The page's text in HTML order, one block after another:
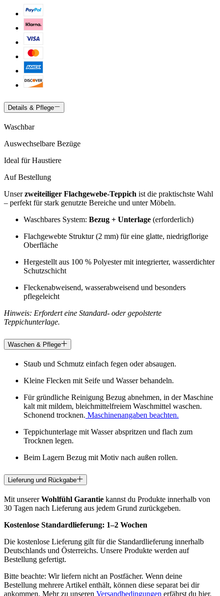
Details & Pflege
Waschbar
Auswechselbare Bezüge
Ideal für Haustiere
Auf Bestellung
Unserzweiteiliger Flachgewebe-Teppich ist die praktischste Wahl
– perfekt für stark genutzte Bereiche und unter Möbeln.
Waschbares System: Bezug + Unterlage (erforderlich)
Flachgewebte Struktur (2 mm) für eine glatte, niedrigflorige
Oberfläche
Hergestellt aus 100 % Polyester mit integrierter, wasserdichter
Schutzschicht
Fleckenabweisend, wasserabweisend und besonders
pflegeleicht
Hinweis: Erfordert eine Standard- oder gepolsterte
Teppichunterlage.
Waschen & Pflege
Staub und Schmutz einfach fegen oder absaugen.
Kleine Flecken mit Seife und Wasser behandeln.
Für gründliche Reinigung Bezug abnehmen, in der Maschine
kalt mit mildem, bleichmittelfreiem Waschmittel waschen.
Schonend trocknen. Maschinenangaben beachten.
Teppichunterlage mit Wasser abspritzen und flach zum
Trocknen legen.
Beim Lagern Bezug mit Motiv nach außen rollen.
Lieferung und Rückgabe
Mit unsererWohlfühl Garantie kannst du Produkte innerhalb von
30 Tagen nach Lieferung aus jedem Grund zurückgeben.
Kostenlose Standardlieferung: 1–2 Wochen
Die kostenlose Lieferung gilt für die Standardlieferung innerhalb
Deutschlands und Österreichs. Unsere Produkte werden auf
Bestellung gefertigt.
Bitte beachte: Wir liefern nicht an Postfächer. Wenn deine
Bestellung mehrere Artikel enthält, können diese separat bei dir
ankommen. Mehr zu unseren Versandbedingungen erfährst du hier.